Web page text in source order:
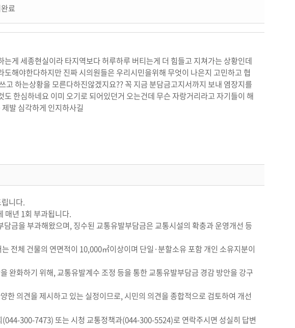
료
게 세종현실이라 타지역보다 허루하루 버티는게 더 힘들고 지쳐가는 상황인데
해야한다하지만 진짜 시의원들은 우리시민을위해 무엇이 나은지 고민하고 협
하는상황을 모른다하진않겠지요?? 꼭 지금 분담금고지서까지 보내 염장지를
한심하네요 이미 오기로 되어있던거 오는건데 무슨 자랑거리라고 자기들이 해
발 심각하게 인지하사길
니다.
매년 1회 부과됩니다.
금을 부과해왔으며, 징수된 교통유발부담금은 교통시설의 확충과 운영개선 등
전체 건물의 연면적이 10,000㎡이상이며 단일·분할소유 포함 개인 소유지분이
완화하기 위해, 교통유발계수 조정 등을 통한 교통유발부담금 경감 방안을 강구
의견을 제시하고 있는 실정이므로, 시민의 의견을 종합적으로 검토하여 개선
300-7473) 또는 시청 교통정책과(044-300-5524)로 연락주시면 성실히 답변